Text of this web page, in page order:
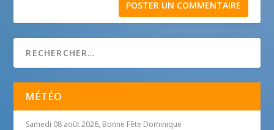
MÉTÉO
Samedi 08 août 2026, Bonne Fête Dominique